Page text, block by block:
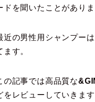
ドを聞いたことがありま
近の男性用シャンプー
ます。
の記事では高品質な
をレビューしていきます